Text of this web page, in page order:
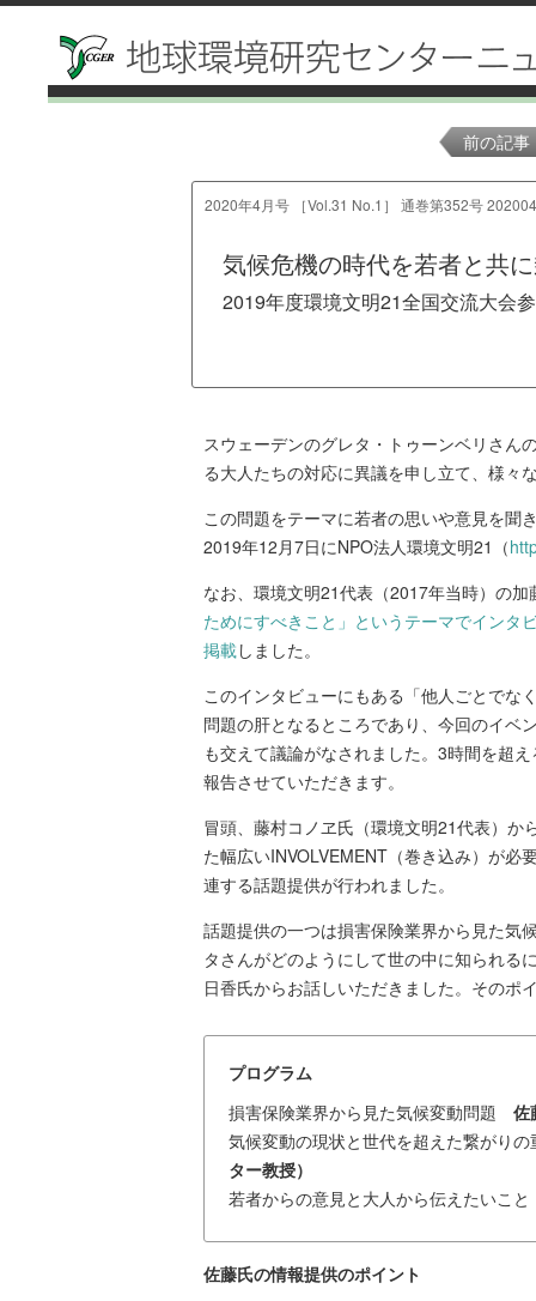
前の記事
2020年4月号 ［Vol.31 No.1］ 通巻第352号
気候危機の時代を若者と共
2019年度環境文明21全国交流大会
スウェーデンのグレタ・トゥーンベリさん
る大人たちの対応に異議を申し立て、様々
この問題をテーマに若者の思いや意見を聞
2019年12月7日にNPO法人環境文明21（
なお、環境文明21代表（2017年当時）の
ためにすべきこと」というテーマでインタ
掲載しました。
このインタビューにもある「他人ごとでな
問題の肝となるところであり、今回のイベ
も交えて議論がなされました。3時間を超
報告させていただきます。
冒頭、藤村コノヱ氏（環境文明21代表）
た幅広いINVOLVEMENT（巻き込み）が必
連する話題提供が行われました。
話題提供の一つは損害保険業界から見た気
タさんがどのようにして世の中に知られる
日香氏からお話しいただきました。そのポ
プログラム
損害保険業界から見た気候変動問題 佐
気候変動の現状と世代を超えた繋がり
ター教授）
若者からの意見と大人から伝えたいこ
佐藤氏の情報提供のポイント